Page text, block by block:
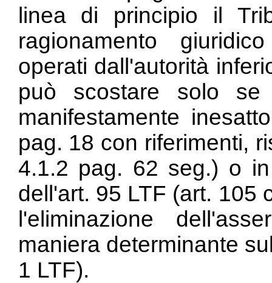
linea di principio il
ragionamento
operati dall'autorità
può scostare solo
manifestamente
pag. 18 con riferimenti,
4.1.2 pag. 62 seg.) o
dell'art. 95 LTF (art. 105
l'eliminazione
maniera determinante
1 LTF).